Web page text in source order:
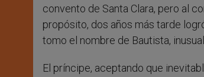
convento de Santa Clara, pero al
propósito, dos años más tarde
tomo el nombre de Bautista,
El príncipe, aceptando que